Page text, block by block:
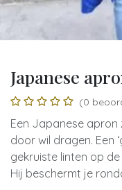
Japanese
(0
Een Japanese apron
door wil dragen. Een
gekruiste linten op
Hij beschermt je